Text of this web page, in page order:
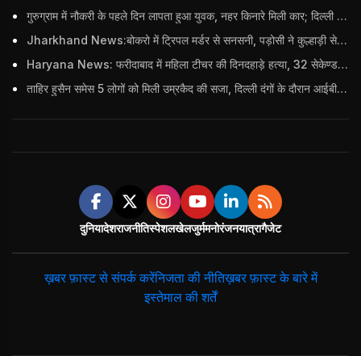
गुरुग्राम में नौकरी के पहले दिन लापता हुआ युवक, नहर किनारे मिली कार; दिल्ली पुलिस ने दर्ज की FIR
Jharkhand News:बोकरो में ट्रिपल मर्डर से सनसनी, पड़ोसी ने कुल्हाड़ी से पति-पत्नी और बहु की हत्या की
Haryana News: फरीदाबाद में महिला टीचर की दिनदहाड़े हत्या, 32 सेकेण्ड में 34 बार किया वार
ताहिर हुसैन समेस 5 लोगों को मिली उम्रकैद की सजा, दिल्ली दंगों के दौरान आईबी अधिकारी का किया था कत्ल
दुनियादेशराजनीतिस्पेशलखेलजुर्ममनोरंजनयात्रागैजेट
ख़बर फ़ास्ट से संपर्क करेंनिजता की नीतिख़बर फ़ास्ट के बारे में
इस्तेमाल की शर्तें